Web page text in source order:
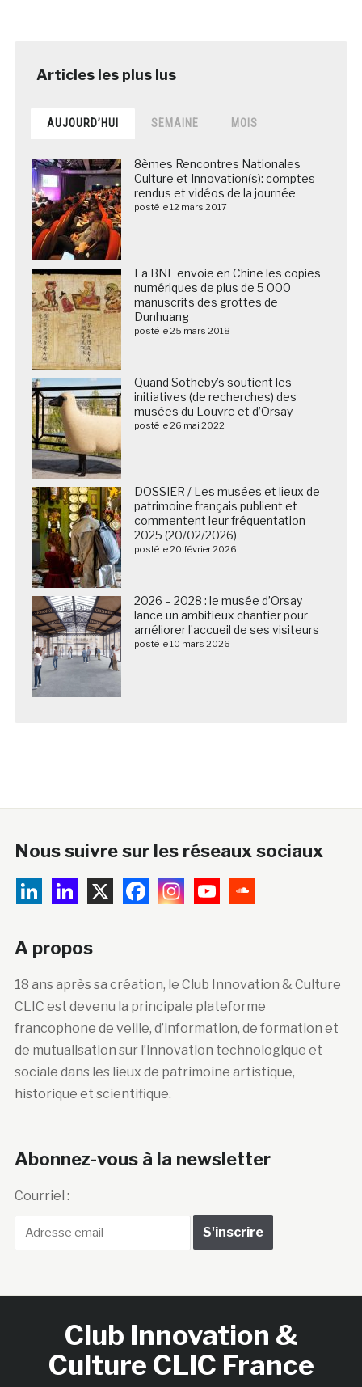
AUJOURD’HUI SEMAINE MOIS
8èmes Rencontres Nationales
Culture et Innovation(s): comptes-
rendus et vidéos de la journée
posté le 12 mars 2017
La BNF envoie en Chine les copies
numériques de plus de 5 000
manuscrits des grottes de
Dunhuang
posté le 25 mars 2018
Quand Sotheby’s soutient les
initiatives (de recherches) des
musées du Louvre et d’Orsay
posté le 26 mai 2022
DOSSIER / Les musées et lieux de
patrimoine français publient et
commentent leur fréquentation
2025 (20/02/2026)
posté le 20 février 2026
2026 – 2028 : le musée d’Orsay
lance un ambitieux chantier pour
améliorer l’accueil de ses visiteurs
posté le 10 mars 2026
Nous suivre sur les réseaux sociaux
A propos
18 ans après sa création, le Club Innovation & Culture
CLIC est devenu la principale plateforme
francophone de veille, d’information, de formation et
de mutualisation sur l’innovation technologique et
sociale dans les lieux de patrimoine artistique,
historique et scientifique.
Abonnez-vous à la newsletter
Courriel :
Club Innovation &
Culture CLIC France